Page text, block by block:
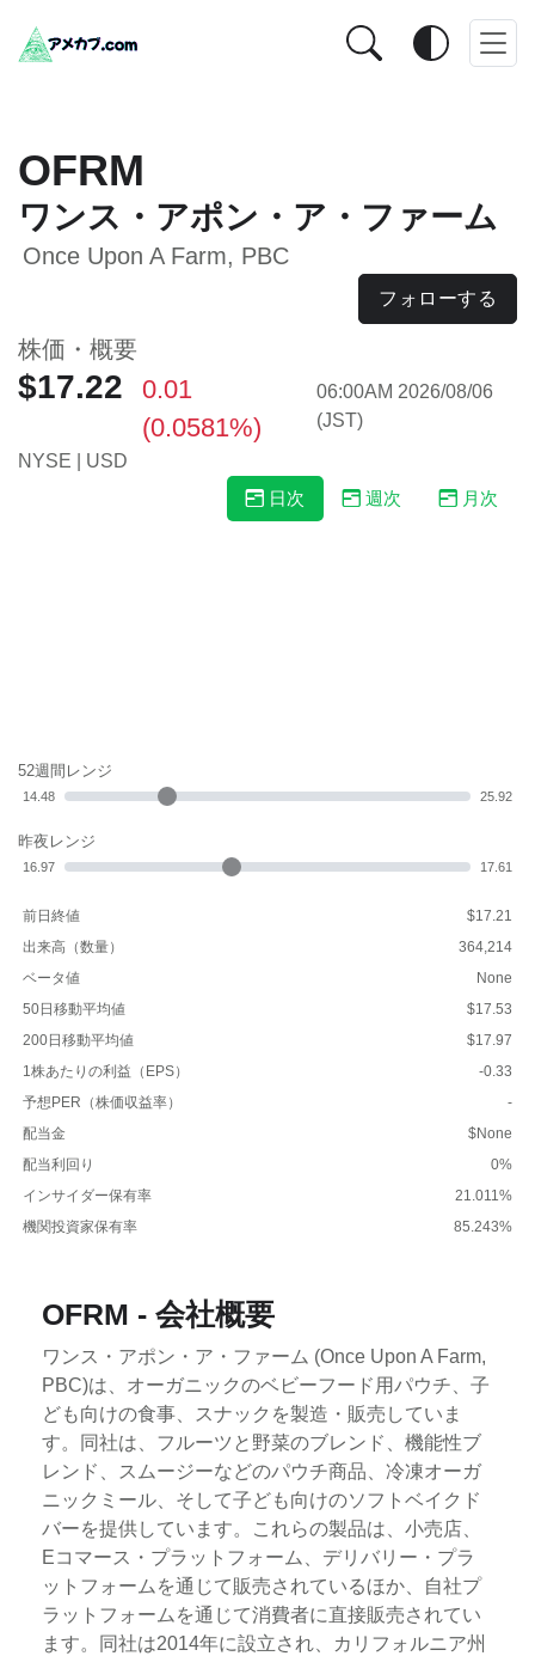
OFRM
ワンス・アポン・ア・ファーム
Once Upon A Farm, PBC
フォローする
株価・概要
$17.22
0.01
(0.0581%)
06:00AM 2026/08/06
(JST)
NYSE | USD
日次
週次 月次
52週間レンジ
14.48 25.92
昨夜レンジ
16.97 17.61
前日終値
$17.21
出来高（数量）
364,214
ベータ値
None
50日移動平均値
$17.53
200日移動平均値
$17.97
1株あたりの利益（EPS）
-0.33
予想PER（株価収益率）
-
配当金
$None
配当利回り
0%
インサイダー保有率
21.011%
機関投資家保有率
85.243%
OFRM - 会社概要
ワンス・アポン・ア・ファーム (Once Upon A Farm,
PBC)は、オーガニックのベビーフード用パウチ、子
ども向けの食事、スナックを製造・販売していま
す。同社は、フルーツと野菜のブレンド、機能性ブ
レンド、スムージーなどのパウチ商品、冷凍オーガ
ニックミール、そして子ども向けのソフトベイクド
バーを提供しています。これらの製品は、小売店、
Eコマース・プラットフォーム、デリバリー・プラ
ットフォームを通じて販売されているほか、自社プ
ラットフォームを通じて消費者に直接販売されてい
ます。同社は2014年に設立され、カリフォルニア州